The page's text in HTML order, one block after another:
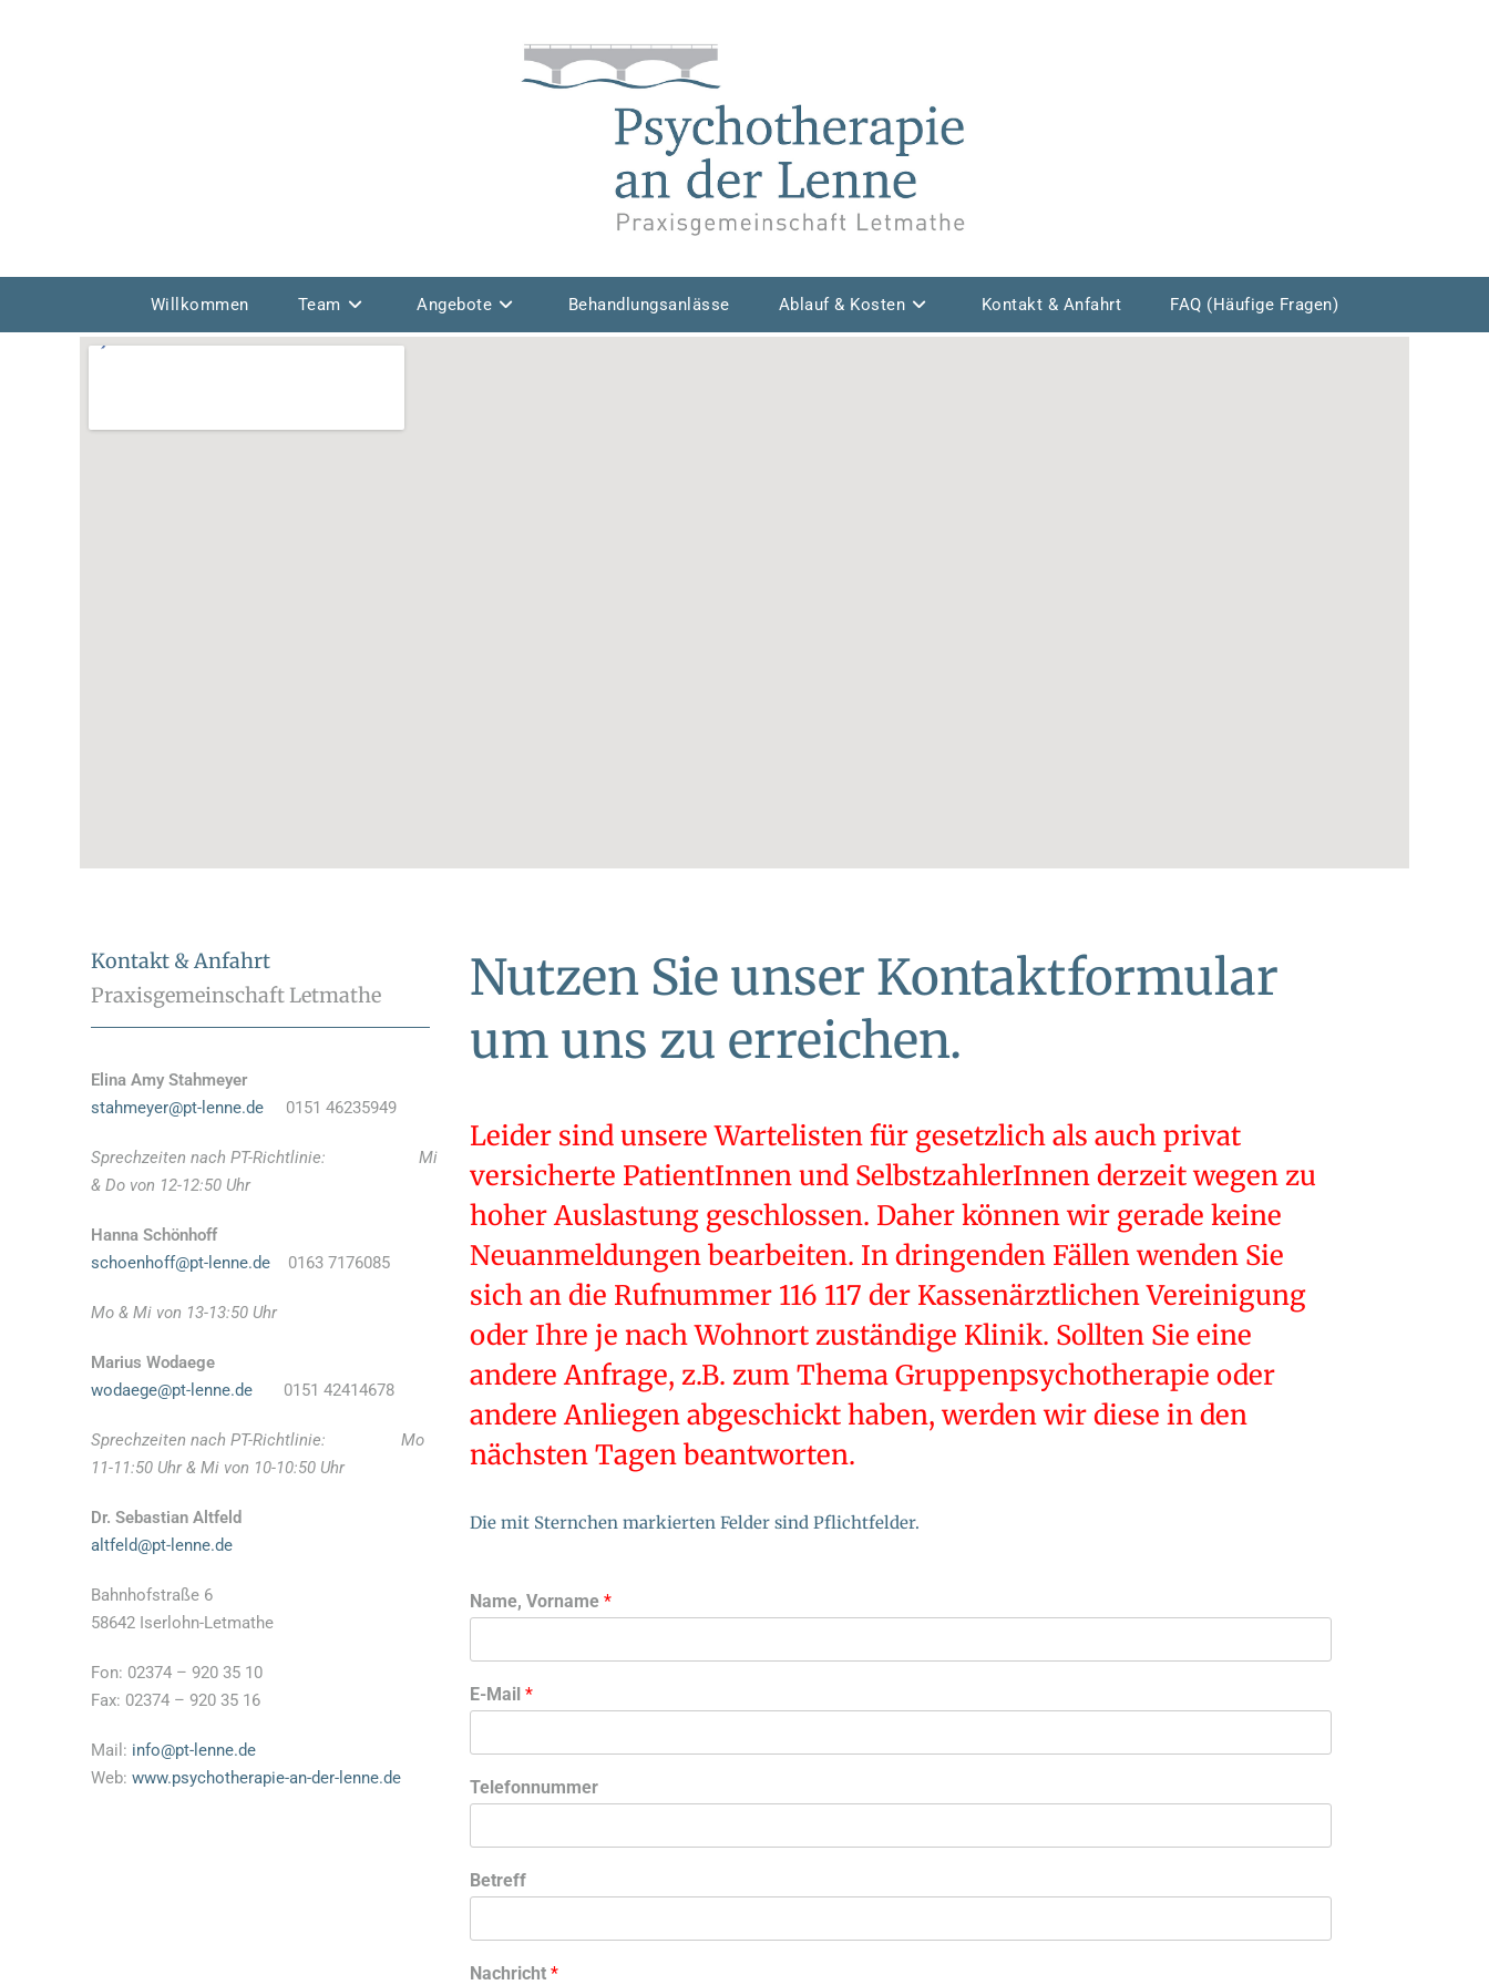
Willkommen Team Angebote Behandlungsanlässe Ablauf & Kosten Kontakt & Anfahrt FAQ (Häufige Fragen)
Kontakt & Anfahrt
Praxisgemeinschaft Letmathe
Elina Amy Stahmeyer
stahmeyer@pt-lenne.de 0151 46235949
Sprechzeiten nach PT-Richtlinie: Mi
& Do von 12-12:50 Uhr
Hanna Schönhoff
schoenhoff@pt-lenne.de 0163 7176085
Mo & Mi von 13-13:50 Uhr
Marius Wodaege
wodaege@pt-lenne.de 0151 42414678
Sprechzeiten nach PT-Richtlinie: Mo
11-11:50 Uhr & Mi von 10-10:50 Uhr
Dr. Sebastian Altfeld
altfeld@pt-lenne.de
Bahnhofstraße 6
58642 Iserlohn-Letmathe
Fon: 02374 – 920 35 10
Fax: 02374 – 920 35 16
Mail: info@pt-lenne.de
Web: www.psychotherapie-an-der-lenne.de
Nutzen Sie unser Kontakt­formular
um uns zu erreichen.
Leider sind unsere Wartelisten für gesetzlich als auch privat
versicherte PatientInnen und SelbstzahlerInnen derzeit wegen zu
hoher Auslastung geschlossen. Daher können wir gerade keine
Neuanmeldungen bearbeiten. In dringenden Fällen wenden Sie
sich an die Rufnummer 116 117 der Kassenärztlichen Vereinigung
oder Ihre je nach Wohnort zuständige Klinik. Sollten Sie eine
andere Anfrage, z.B. zum Thema Gruppenpsychotherapie oder
andere Anliegen abgeschickt haben, werden wir diese in den
nächsten Tagen beantworten.
Die mit Sternchen markierten Felder sind Pflichtfelder.
Name, Vorname *
E-Mail *
Telefonnummer
Betreff
Nachricht *